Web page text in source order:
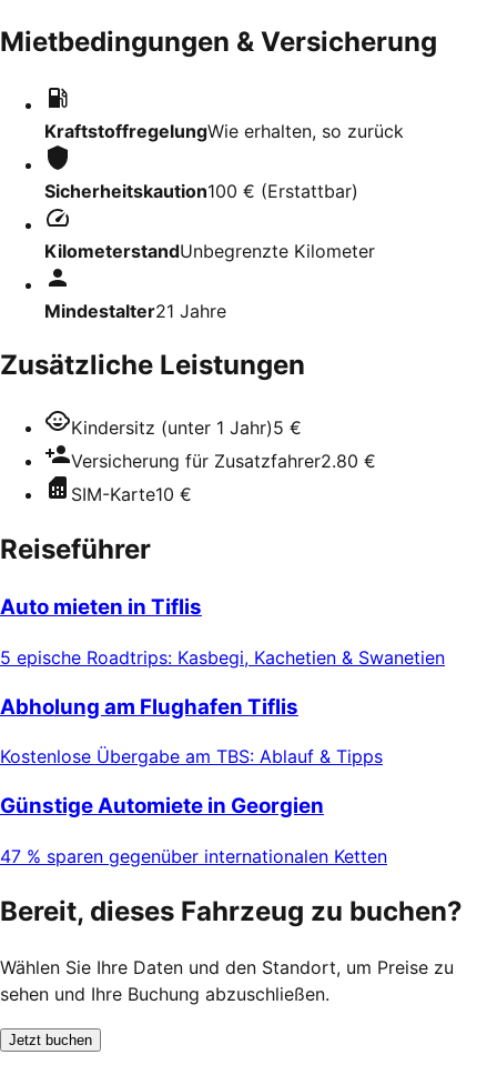
Mietbedingungen & Versicherung
KraftstoffregelungWie erhalten, so zurück
Sicherheitskaution100 € (Erstattbar)
KilometerstandUnbegrenzte Kilometer
Mindestalter21 Jahre
Zusätzliche Leistungen
Kindersitz (unter 1 Jahr)5 €
Versicherung für Zusatzfahrer2.80 €
SIM-Karte10 €
Reiseführer
Auto mieten in Tiflis
5 epische Roadtrips: Kasbegi, Kachetien & Swanetien
Abholung am Flughafen Tiflis
Kostenlose Übergabe am TBS: Ablauf & Tipps
Günstige Automiete in Georgien
47 % sparen gegenüber internationalen Ketten
Bereit, dieses Fahrzeug zu buchen?
Wählen Sie Ihre Daten und den Standort, um Preise zu
sehen und Ihre Buchung abzuschließen.
Jetzt buchen